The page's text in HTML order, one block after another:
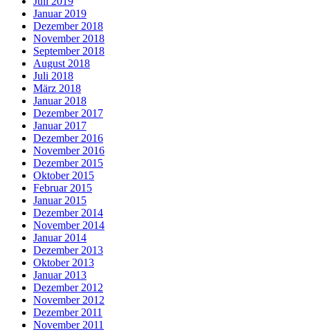
Januar 2019
Dezember 2018
November 2018
September 2018
August 2018
Juli 2018
März 2018
Januar 2018
Dezember 2017
Januar 2017
Dezember 2016
November 2016
Dezember 2015
Oktober 2015
Februar 2015
Januar 2015
Dezember 2014
November 2014
Januar 2014
Dezember 2013
Oktober 2013
Januar 2013
Dezember 2012
November 2012
Dezember 2011
November 2011